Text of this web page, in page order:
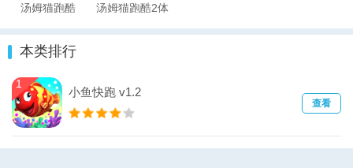
汤姆猫跑酷
2(Talking Tom
Gold Run 2)
汤姆猫跑酷2体
验版(Talking
本类排行
1
小鱼快跑 v1.2
查看